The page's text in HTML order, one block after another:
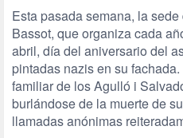
Esta pasada semana, la
Bassot, que organiza cada
abril, día del aniversario del
pintadas nazis en su
familiar de los Agulló i
burlándose de la muerte de
llamadas anónimas